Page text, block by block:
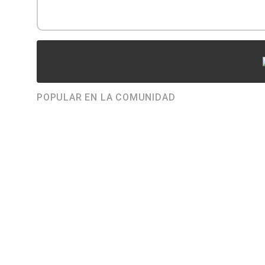
POPULAR EN LA COMUNIDAD